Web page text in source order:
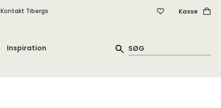
Kontakt Tibergs Kasse
Inspiration